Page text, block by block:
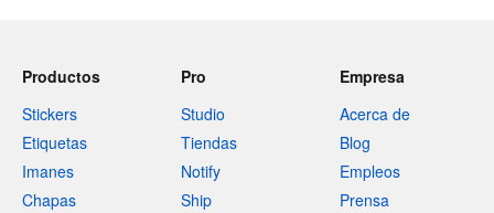
Productos
Stickers
Etiquetas
Imanes
Chapas
Pro
Studio
Tiendas
Notify
Ship
Empresa
Acerca de
Blog
Empleos
Prensa